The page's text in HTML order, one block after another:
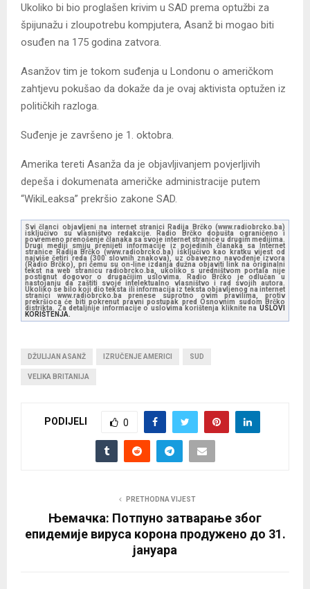
Ukoliko bi bio proglašen krivim u SAD prema optužbi za
špijunažu i zloupotrebu kompjutera, Asanž bi mogao biti
osuđen na 175 godina zatvora.
Asanžov tim je tokom suđenja u Londonu o američkom
zahtjevu pokušao da dokaže da je ovaj aktivista optužen iz
političkih razloga.
Suđenje je završeno je 1. oktobra.
Amerika tereti Asanža da je objavljivanjem povjerljivih
depeša i dokumenata američke administracije putem
“WikiLeaksa” prekršio zakone SAD.
Svi članci objavljeni na internet stranici Radija Brčko (www.radiobrcko.ba)
isključivo su vlasništvo redakcije. Radio Brčko dopušta ograničeno i
povremeno prenošenje članaka sa svoje internet stranice u drugim medijima.
Drugi mediji smiju prenijeti informacije iz pojedinih članaka sa Internet
stranice Radija Brčko (www.radiobrcko.ba) isključivo kao kratku vijest od
najviše četiri reda (300 slovnih znakova), uz obavezno navođenje izvora
(Radio Brčko), pri čemu su on-line izdanja dužna objaviti link na originalni
tekst na web stranicu radiobrcko.ba, ukoliko s uredništvom portala nije
postignut dogovor o drugačijim uslovima. Radio Brčko je odlučan u
nastojanju da zaštiti svoje intelektualno vlasništvo i rad svojih autora.
Ukoliko se bilo koji dio teksta ili informacija iz teksta objavljenog na internet
stranici www.radiobrcko.ba prenese suprotno ovim pravilima, protiv
prekršioca će biti pokrenut pravni postupak pred Osnovnim sudom Brčko
distrikta. Za detaljnije informacije o uslovima korištenja kliknite na USLOVI
KORIŠTENJA.
DŽULIJAN ASANŽ IZRUČENJE AMERICI SUD
VELIKA BRITANIJA
PODIJELI 0
PRETHODNA VIJEST
Њемачка: Потпуно затварање због
епидемије вируса корона продужено до 31.
јануара